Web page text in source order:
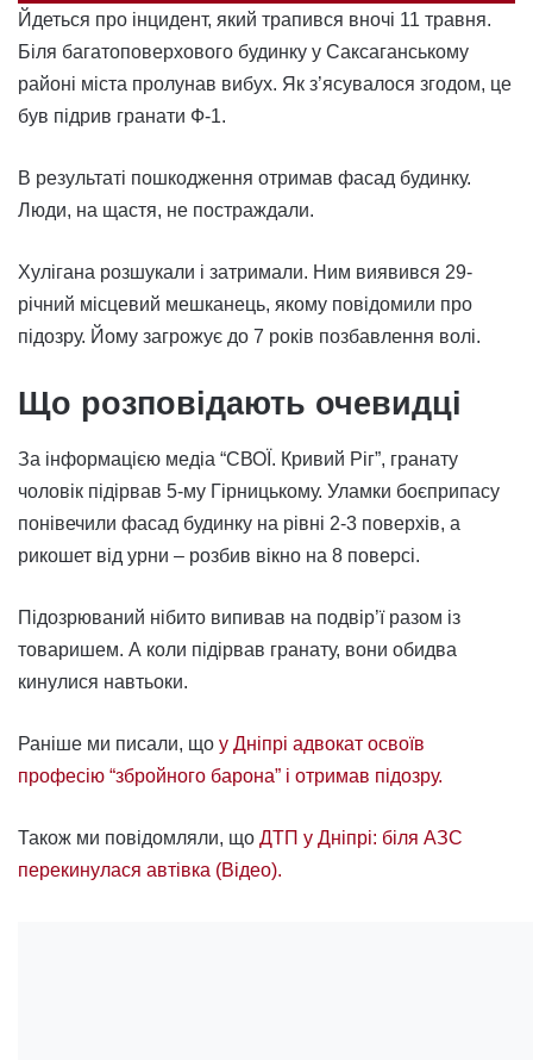
Йдеться про інцидент, який трапився вночі 11 травня.
Біля багатоповерхового будинку у Саксаганському
районі міста пролунав вибух. Як з’ясувалося згодом, це
був підрив гранати Ф-1.
В результаті пошкодження отримав фасад будинку.
Люди, на щастя, не постраждали.
Хулігана розшукали і затримали. Ним виявився 29-
річний місцевий мешканець, якому повідомили про
підозру. Йому загрожує до 7 років позбавлення волі.
Що розповідають очевидці
За інформацією медіа “СВОЇ. Кривий Ріг”, гранату
чоловік підірвав 5-му Гірницькому. Уламки боєприпасу
понівечили фасад будинку на рівні 2-3 поверхів, а
рикошет від урни – розбив вікно на 8 поверсі.
Підозрюваний нібито випивав на подвір’ї разом із
товаришем. А коли підірвав гранату, вони обидва
кинулися навтьоки.
Раніше ми писали, що у Дніпрі адвокат освоїв
професію “збройного барона” і отримав підозру.
Також ми повідомляли, що ДТП у Дніпрі: біля АЗС
перекинулася автівка (Відео).